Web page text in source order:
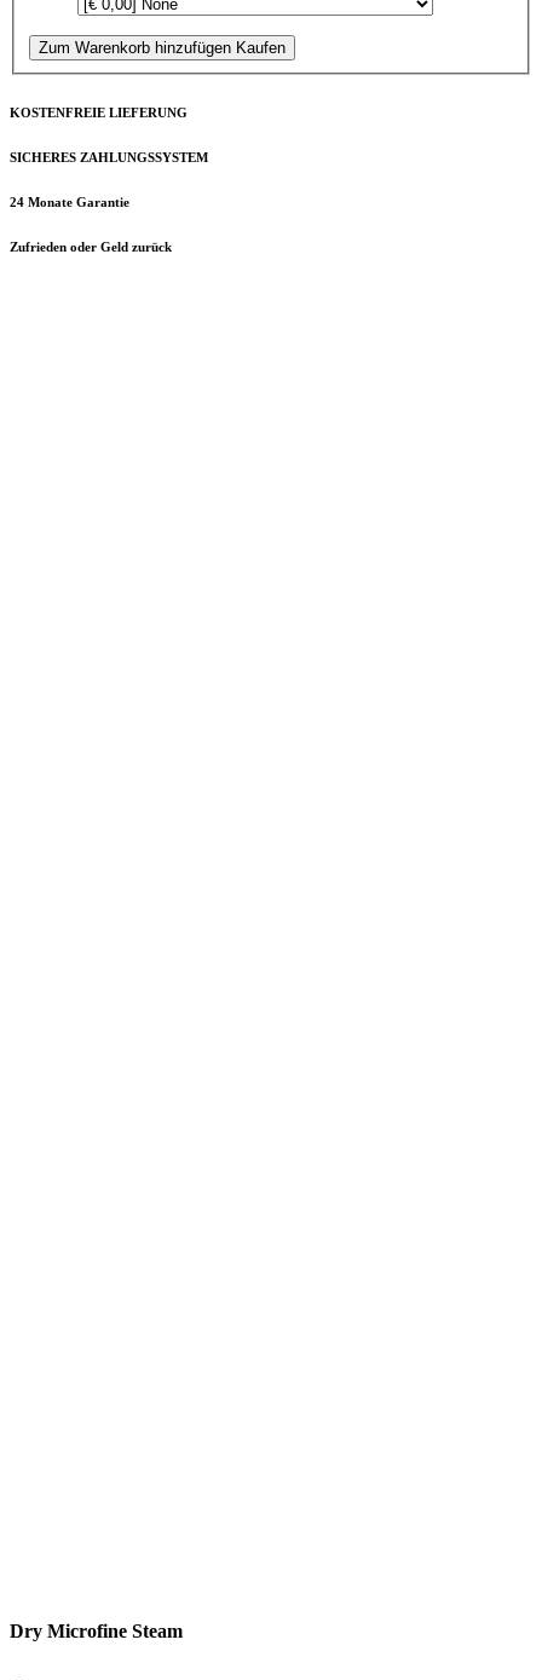
Zum Warenkorb hinzufügen Kaufen
KOSTENFREIE LIEFERUNG
SICHERES ZAHLUNGSSYSTEM
24 Monate Garantie
Zufrieden oder Geld zurück
Dry Microfine Steam